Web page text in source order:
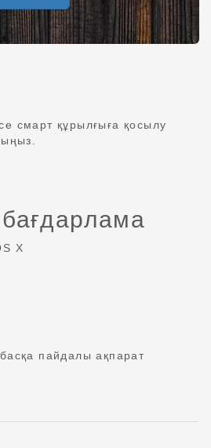
смарт құрылғыға қосылу
X
пайдалы ақпарат